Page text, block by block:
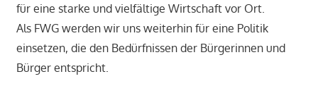
für eine starke und vielfältige Wirtschaft vor Ort.
Als FWG werden wir uns weiterhin für eine Politik
einsetzen, die den Bedürfnissen der Bürgerinnen und
Bürger entspricht.